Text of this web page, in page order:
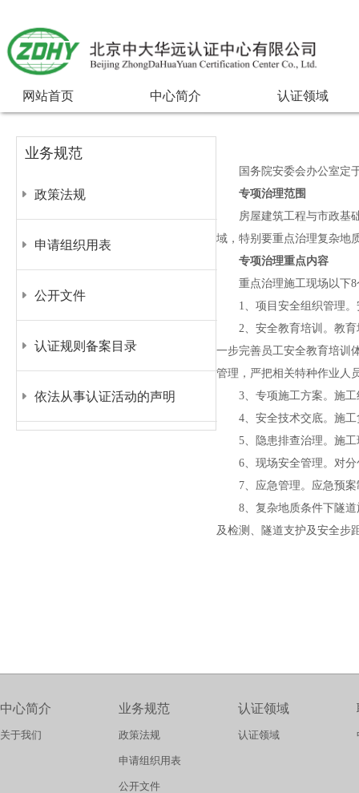
网站首页 中心简介 认证领域
国务院安委会办公室定
专项治理范围
房屋建筑工程与市政基
域，特别要重点治理复杂地
专项治理重点内容
重点治理施工现场以下8
1、项目安全组织管理
2、安全教育培训。教
一步完善员工安全教育培训
管理，严把相关特种作业人
3、专项施工方案。施
4、安全技术交底。施
5、隐患排查治理。施
6、现场安全管理。对
7、应急管理。应急预
8、复杂地质条件下隧
及检测、隧道支护及安全步
业务规范
政策法规
申请组织用表
公开文件
认证规则备案目录
依法从事认证活动的声明
中心简介
关于我们
业务规范
政策法规
申请组织用表
公开文件
认证领域
认证领域